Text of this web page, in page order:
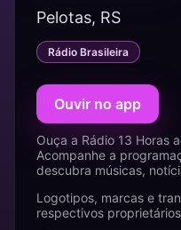
Pelotas, RS
Rádio Brasileira
Ouvir no app
Ouça a Rádio 13 Horas
Acompanhe a
descubra músicas,
Logotipos, marcas e
respectivos